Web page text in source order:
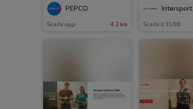
PEPCO
Scade oggi 4.2 km
Intersport
Scade il 31/08